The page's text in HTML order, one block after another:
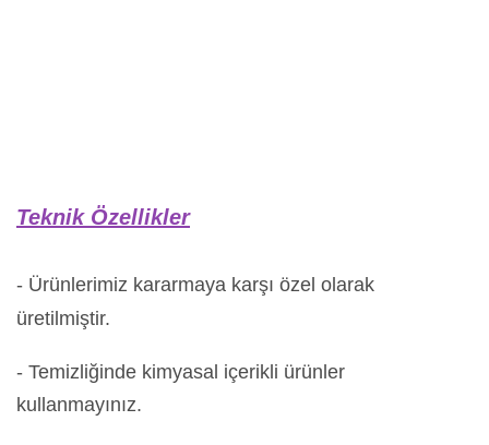
Teknik Özellikler
- Ürünlerimiz kararmaya karşı özel olarak
üretilmiştir.
- Temizliğinde kimyasal içerikli ürünler
kullanmayınız.